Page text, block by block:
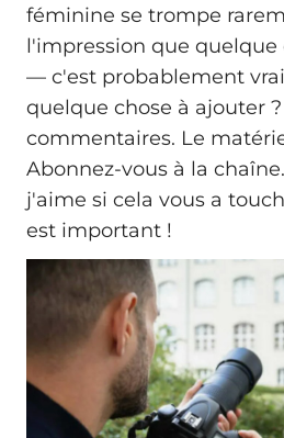
féminine se trompe
l'impression que quelque
— c'est probablement
quelque chose à ajouter
commentaires. Le
Abonnez-vous à la
j'aime si cela vous a
est important !